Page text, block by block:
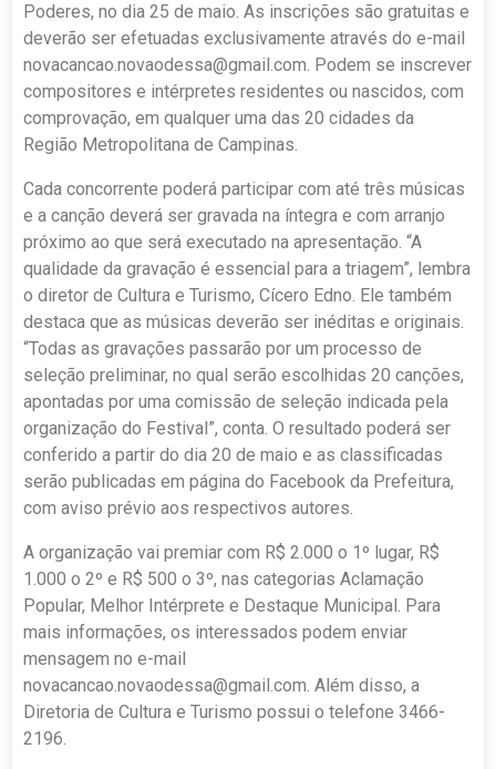
Poderes, no dia 25 de maio. As inscrições são gratuitas e
deverão ser efetuadas exclusivamente através do e-mail
novacancao.novaodessa@gmail.com. Podem se inscrever
compositores e intérpretes residentes ou nascidos, com
comprovação, em qualquer uma das 20 cidades da
Região Metropolitana de Campinas.
Cada concorrente poderá participar com até três músicas
e a canção deverá ser gravada na íntegra e com arranjo
próximo ao que será executado na apresentação. “A
qualidade da gravação é essencial para a triagem”, lembra
o diretor de Cultura e Turismo, Cícero Edno. Ele também
destaca que as músicas deverão ser inéditas e originais.
“Todas as gravações passarão por um processo de
seleção preliminar, no qual serão escolhidas 20 canções,
apontadas por uma comissão de seleção indicada pela
organização do Festival”, conta. O resultado poderá ser
conferido a partir do dia 20 de maio e as classificadas
serão publicadas em página do Facebook da Prefeitura,
com aviso prévio aos respectivos autores.
A organização vai premiar com R$ 2.000 o 1º lugar, R$
1.000 o 2º e R$ 500 o 3º, nas categorias Aclamação
Popular, Melhor Intérprete e Destaque Municipal. Para
mais informações, os interessados podem enviar
mensagem no e-mail
novacancao.novaodessa@gmail.com. Além disso, a
Diretoria de Cultura e Turismo possui o telefone 3466-
2196.